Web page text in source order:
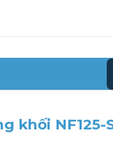
khối NF125-